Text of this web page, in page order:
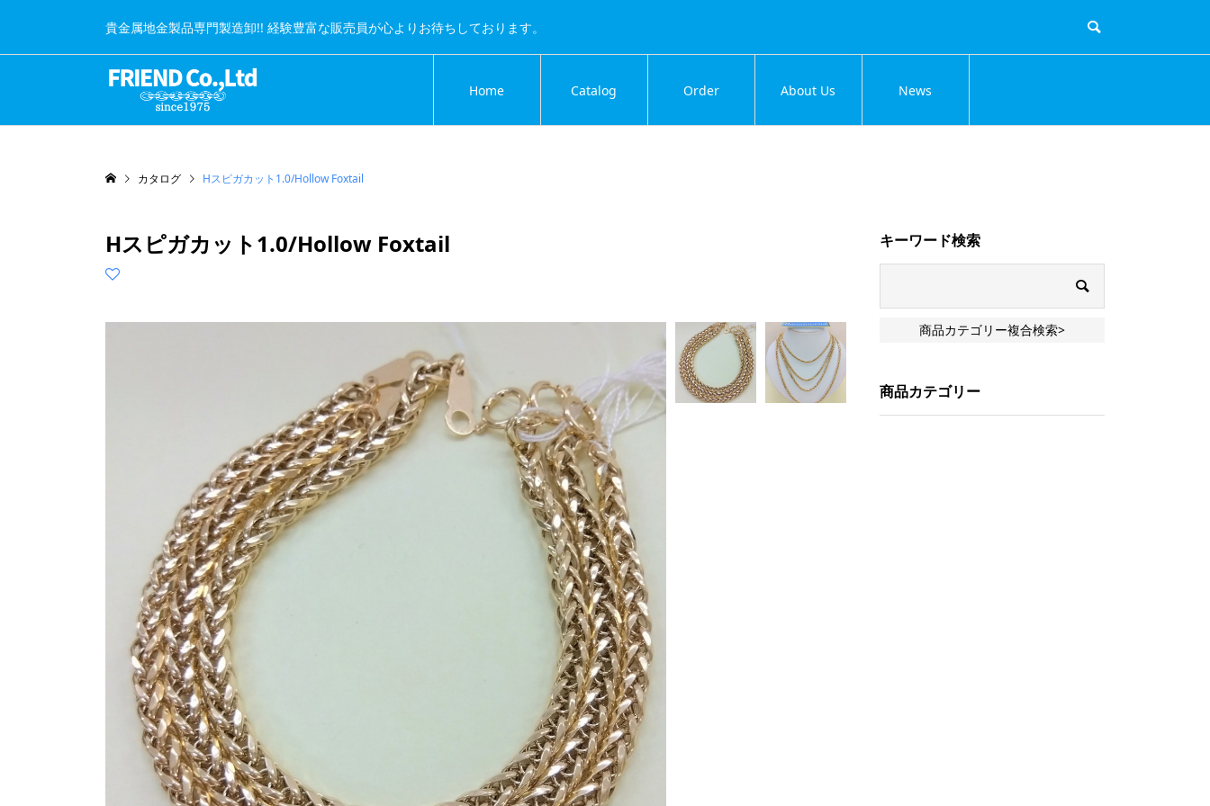
貴金属地金製品専門製造卸!! 経験豊富な販売員が心よりお待ちしております。
Home Catalog Order About Us News
カタログ Hスピガカット1.0/Hollow Foxtail
Hスピガカット1.0/Hollow Foxtail キーワード検索
商品カテゴリー複合検索>
商品カテゴリー